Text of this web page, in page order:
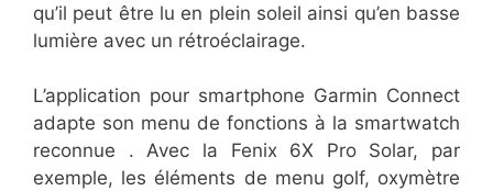
qu’il peut être lu en plein soleil ainsi qu’en basse
lumière avec un rétroéclairage.
L’application pour smartphone Garmin Connect
adapte son menu de fonctions à la smartwatch
reconnue . Avec la Fenix 6X Pro Solar, par
exemple, les éléments de menu golf, oxymètre